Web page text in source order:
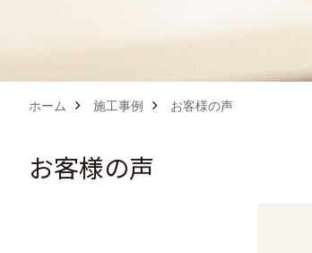
ホーム 施工事例 お客様の声
お客様の声